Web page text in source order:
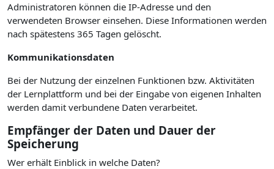
Administratoren können die IP-Adresse und den
verwendeten Browser einsehen. Diese Informationen werden
nach spätestens 365 Tagen gelöscht.
Kommunikationsdaten
Bei der Nutzung der einzelnen Funktionen bzw. Aktivitäten
der Lernplattform und bei der Eingabe von eigenen Inhalten
werden damit verbundene Daten verarbeitet.
Empfänger der Daten und Dauer der
Speicherung
Wer erhält Einblick in welche Daten?